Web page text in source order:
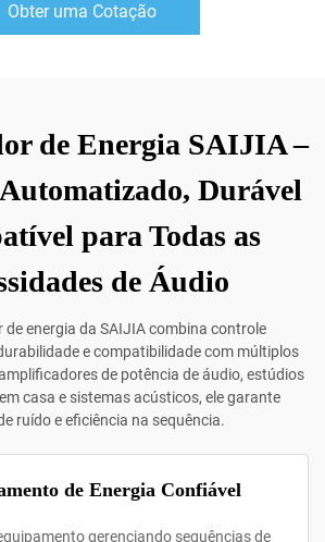
Obter uma Cotação
de Energia SAIJIA –
Durável
para Todas as
de Áudio
de energia da SAIJIA combina controle
e compatibilidade com múltiplos
de potência de áudio, estúdios
casa e sistemas acústicos, ele garante
ruído e eficiência na sequência.
de Energia Confiável
gerenciando sequências de